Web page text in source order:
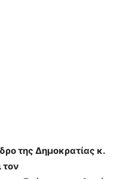
της Δημοκρατίας κ.
τον